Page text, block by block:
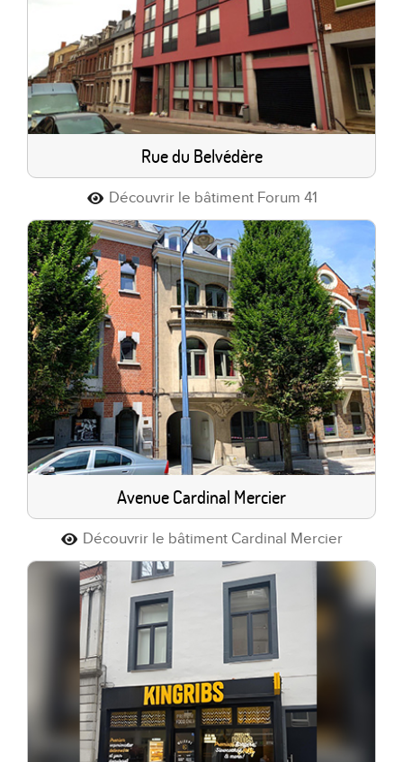
Rue du Belvédère
Découvrir le bâtiment Forum 41
Avenue Cardinal Mercier
Découvrir le bâtiment Cardinal Mercier